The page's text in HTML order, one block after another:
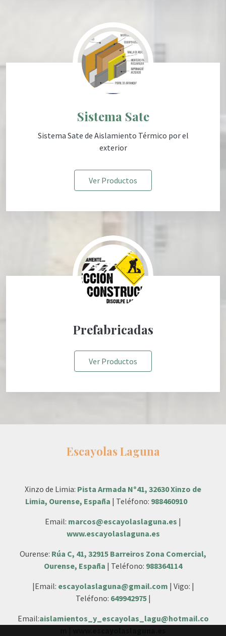
Sistema Sate
Sistema Sate de Aislamiento Térmico por el
exterior
Ver Productos
Prefabricadas
Ver Productos
Escayolas Laguna
Xinzo de Limia: Pista Armada Nº41, 32630 Xinzo de
Limia, Ourense, España | Teléfono: 988460910
Email: marcos@escayolaslaguna.es |
www.escayolaslaguna.es
Ourense: Rúa C, 41, 32915 Barreiros Zona Comercial,
Ourense, España | Teléfono: 988364114
|Email: escayolaslaguna@gmail.com | Vigo: |
Teléfono: 649942975|
Email:aislamientos_y_escayolas_lagu@hotmail.co